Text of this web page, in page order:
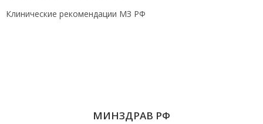
Клинические рекомендации МЗ РФ
МИНЗДРАВ РФ